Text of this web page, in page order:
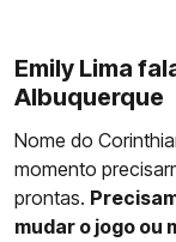
Emily Lima
Albuquerque
Nome do
momento
prontas.
mudar o jogo ou